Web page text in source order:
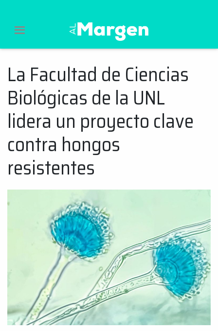
Al Margen Web
Ir
al
contenido
La Facultad de Ciencias
Biológicas de la UNL
lidera un proyecto clave
contra hongos
resistentes